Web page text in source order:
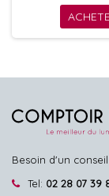
Besoin d'un
Tel: 02 28 07 39